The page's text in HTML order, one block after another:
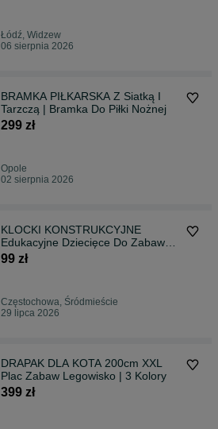
Łódź, Widzew
06 sierpnia 2026
BRAMKA PIŁKARSKA Z Siatką I
Tarzczą | Bramka Do Piłki Nożnej
299 zł
Opole
02 sierpnia 2026
KLOCKI KONSTRUKCYJNE
Edukacyjne Dziecięce Do Zabawy i
Nauki
99 zł
Częstochowa, Śródmieście
29 lipca 2026
DRAPAK DLA KOTA 200cm XXL
Plac Zabaw Legowisko | 3 Kolory
399 zł